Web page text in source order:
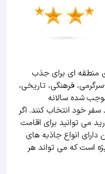
منطقه ای برای جذب
فرهنگی، تاریخی،
شده سالانه
خود انتخاب کنند. اگر
می توانید برای اقامت
انواع جاذبه های
است که می تواند هر